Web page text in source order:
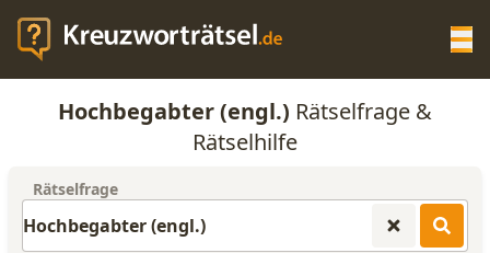
KREUZWORTRÄTSEL-HILFE
Hochbegabter (engl.) Rätselfrage &
Rätselhilfe
Rätselfrage